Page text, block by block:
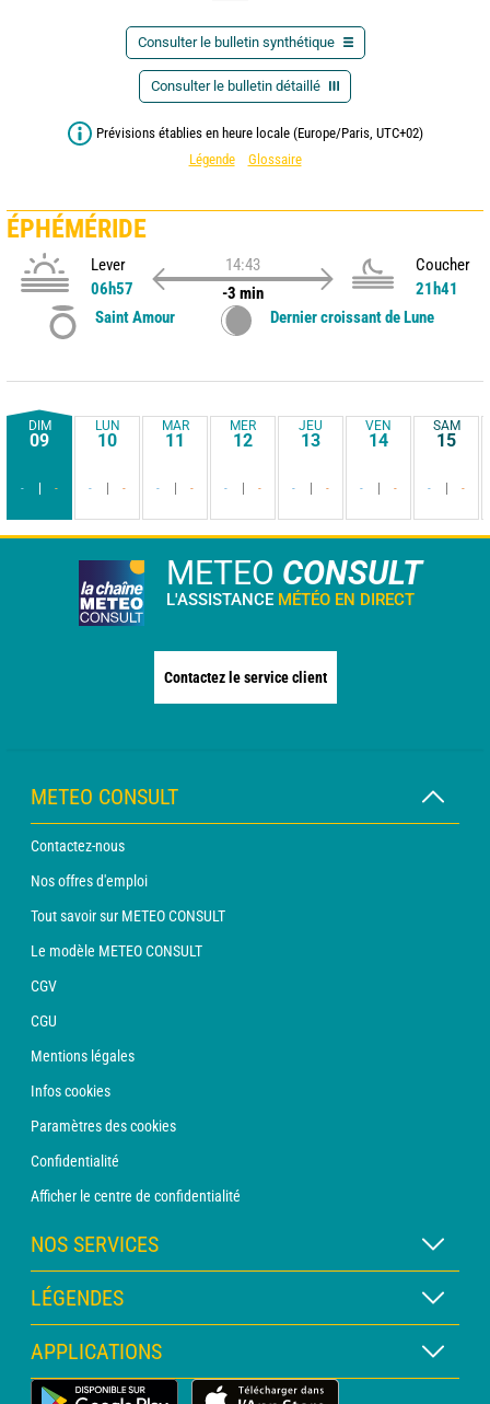
Consulter le bulletin synthétique
Consulter le bulletin détaillé
Prévisions établies en heure locale (Europe/Paris, UTC+02)
Légende
Glossaire
ÉPHÉMÉRIDE
Lever
06h57
14:43
-3 min
Coucher
21h41
Saint Amour
Dernier croissant de Lune
DIM
09
- -
LUN
10
- -
MAR
11
- -
MER
12
- -
JEU
13
- -
VEN
14
- -
SAM
15
- -
METEO CONSULT
L'ASSISTANCE MÉTÉO EN DIRECT
Contactez le service client
METEO CONSULT
Contactez-nous
Nos offres d'emploi
Tout savoir sur METEO CONSULT
Le modèle METEO CONSULT
CGV
CGU
Mentions légales
Infos cookies
Paramètres des cookies
Confidentialité
Afficher le centre de confidentialité
NOS SERVICES
Abonnement METEO Xpert
Abonnement METEO PRO
Consultation avec un prévisionniste
Bulletin PRO
LÉGENDES
Légende des cartes
Légende des pictogrammes
APPLICATIONS